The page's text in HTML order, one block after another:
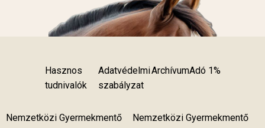
Hasznos
tudnivalók
Adatvédelmi
szabályzat
ArchívumAdó 1%
Nemzetközi Gyermekmentő
Nemzetközi Gyermekmentő